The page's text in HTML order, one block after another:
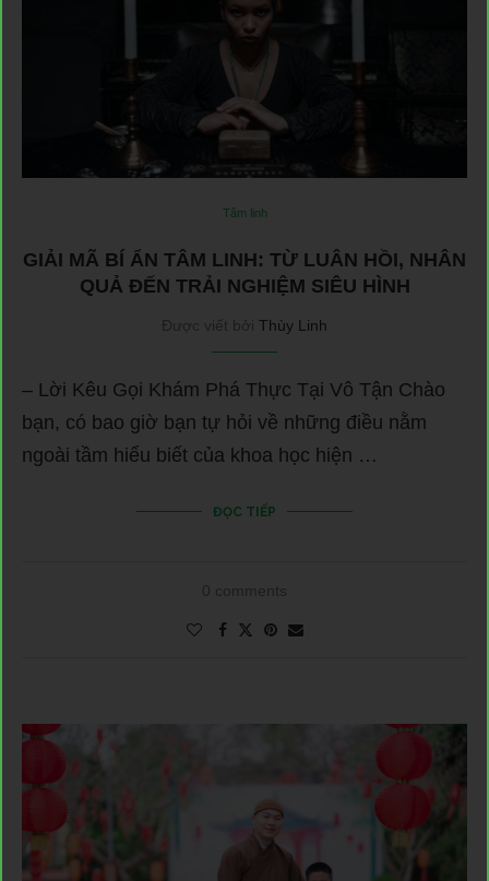
Tâm linh
GIẢI MÃ BÍ ẨN TÂM LINH: TỪ LUÂN HỒI, NHÂN
QUẢ ĐẾN TRẢI NGHIỆM SIÊU HÌNH
Được viết bởi Thùy Linh
– Lời Kêu Gọi Khám Phá Thực Tại Vô Tận Chào
bạn, có bao giờ bạn tự hỏi về những điều nằm
ngoài tầm hiểu biết của khoa học hiện …
ĐỌC TIẾP
0 comments